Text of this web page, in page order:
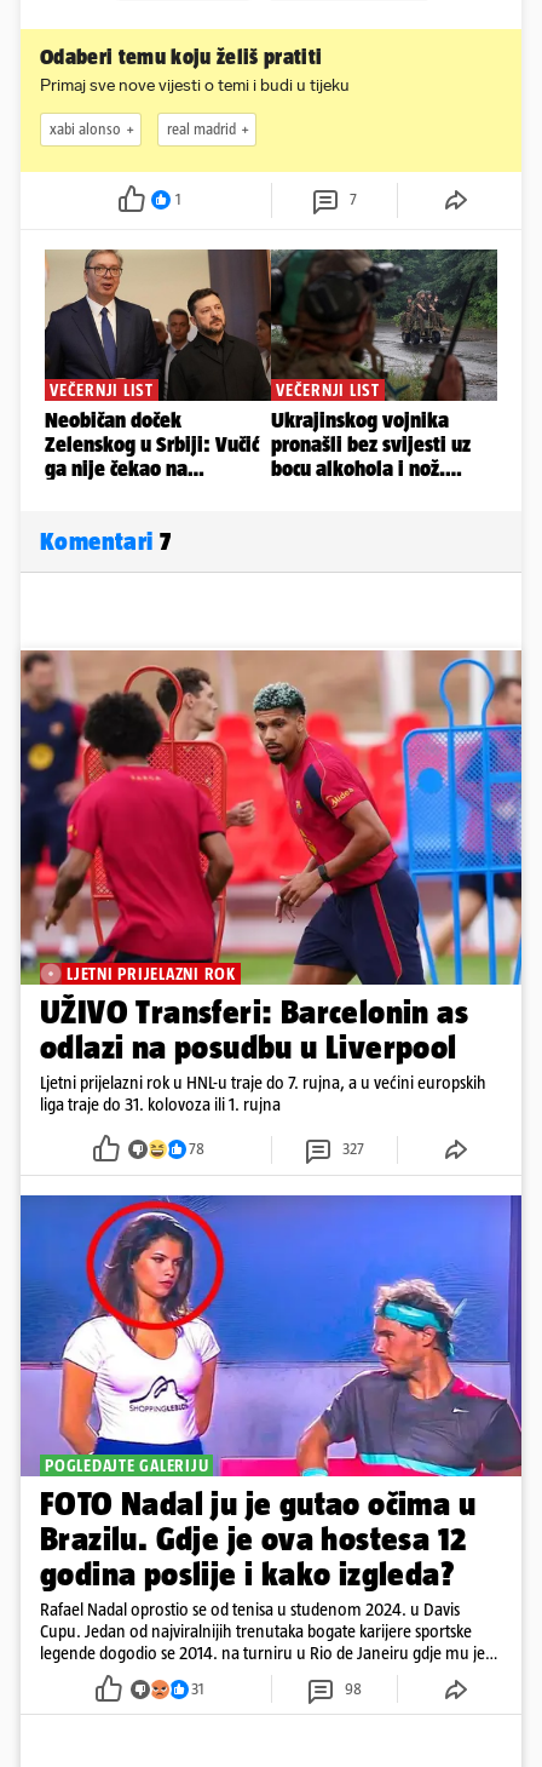
Odaberi temu koju želiš pratiti
Primaj sve nove vijesti o temi i budi u tijeku
xabi alonso real madrid
1 7
Komentari 7
LJETNI PRIJELAZNI ROK
UŽIVO Transferi: Barcelonin as
odlazi na posudbu u Liverpool
Ljetni prijelazni rok u HNL-u traje do 7. rujna, a u većini europskih
liga traje do 31. kolovoza ili 1. rujna
78 327
POGLEDAJTE GALERIJU
FOTO Nadal ju je gutao očima u
Brazilu. Gdje je ova hostesa 12
godina poslije i kako izgleda?
Rafael Nadal oprostio se od tenisa u studenom 2024. u Davis
Cupu. Jedan od najviralnijih trenutaka bogate karijere sportske
legende dogodio se 2014. na turniru u Rio de Janeiru gdje mu je
pažnju odvlačila ljepotica iza klupe
31 98